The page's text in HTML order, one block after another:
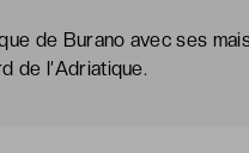
de Burano avec ses
de l’Adriatique.